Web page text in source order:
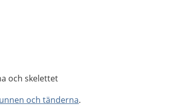
och skelettet
och tänderna.